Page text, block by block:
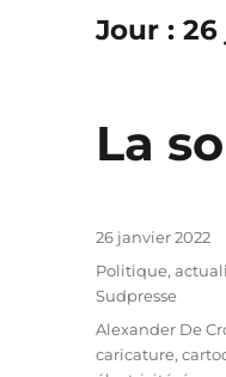
Jour :26
La
Publié
26 janvier 2022
Catégories
Politique,
Sudpresse
Étiquettes
Alexander De
caricature,